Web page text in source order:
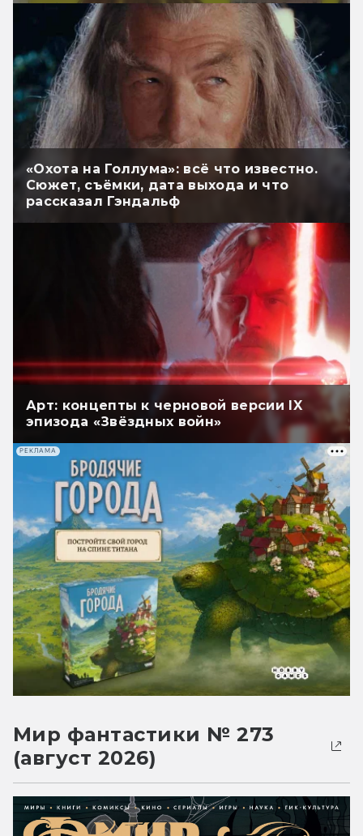
«Охота на Голлума»: всё что известно.
Сюжет, съёмки, дата выхода и что
рассказал Гэндальф
Арт: концепты к черновой версии IX
эпизода «Звёздных войн»
РЕКЛАМА
Мир фантастики № 273
(август 2026)